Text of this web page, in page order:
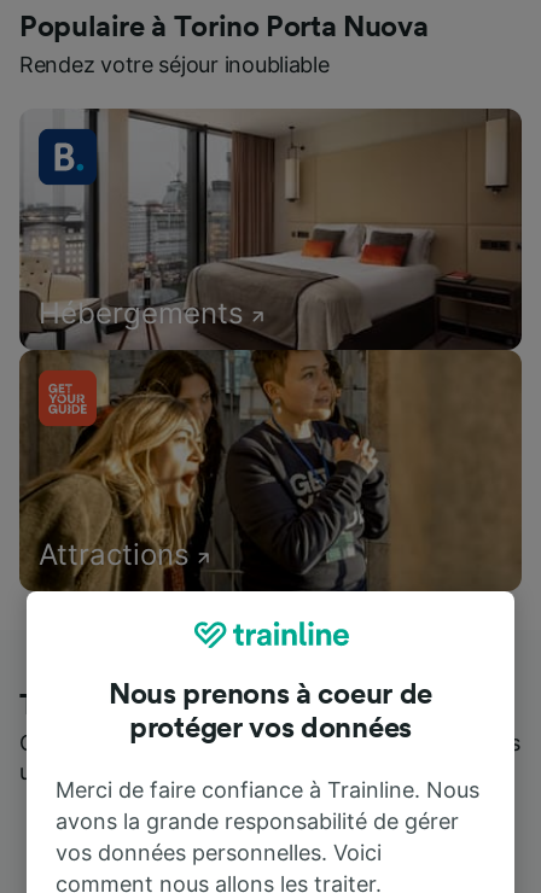
Populaire à Torino Porta Nuova
Rendez votre séjour inoubliable
Hébergements
Attractions
Trainline : l'avis de nos clients
Qui mieux pour parler de nous, que ceux qui nous
utilisent ?
Nous prenons à coeur de
protéger vos données
Merci de faire confiance à Trainline. Nous
avons la grande responsabilité de gérer
vos données personnelles. Voici
comment nous allons les traiter.